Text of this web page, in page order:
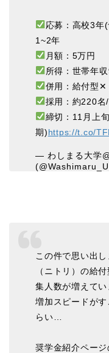
応募：高校3年
1~2年
月額：5万円
所得：世帯年
併用：給付型
採用：約220名
締切：11月上
期)https://t.co/
— わしまる大学
この件で思い出
（ニトリ）の給
集人数が増えてい
増加スピードがす
らい…
奨学金紹介ペー